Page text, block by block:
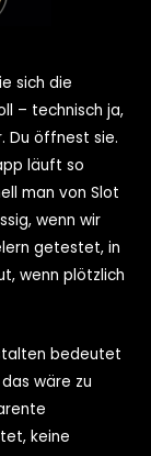
sich die
– technisch ja,
Du öffnest sie.
läuft so
man von Slot
wenn wir
getestet, in
wenn plötzlich
bedeutet
wäre zu
keine